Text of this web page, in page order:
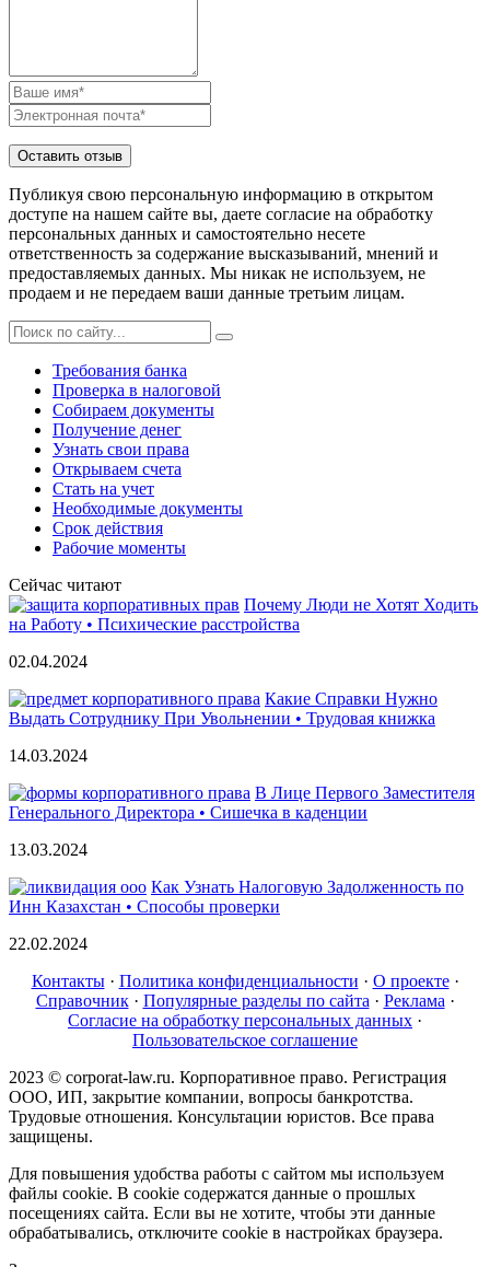
Публикуя свою персональную информацию в открытом
доступе на нашем сайте вы, даете согласие на обработку
персональных данных и самостоятельно несете
ответственность за содержание высказываний, мнений и
предоставляемых данных. Мы никак не используем, не
продаем и не передаем ваши данные третьим лицам.
Требования банка
Проверка в налоговой
Собираем документы
Получение денег
Узнать свои права
Открываем счета
Стать на учет
Необходимые документы
Срок действия
Рабочие моменты
Сейчас читают
Почему Люди не Хотят Ходить
на Работу • Психические расстройства
02.04.2024
Какие Справки Нужно
Выдать Сотруднику При Увольнении • Трудовая книжка
14.03.2024
В Лице Первого Заместителя
Генерального Директора • Сишечка в каденции
13.03.2024
Как Узнать Налоговую Задолженность по
Инн Казахстан • Способы проверки
22.02.2024
Контакты· Политика конфиденциальности · О проекте·
Справочник· Популярные разделы по сайта · Реклама ·
Согласие на обработку персональных данных ·
Пользовательское соглашение
2023 © corporat-law.ru. Корпоративное право. Регистрация
ООО, ИП, закрытие компании, вопросы банкротства.
Трудовые отношения. Консультации юристов. Все права
защищены.
Для повышения удобства работы с сайтом мы используем
файлы cookie. В cookie содержатся данные о прошлых
посещениях сайта. Если вы не хотите, чтобы эти данные
обрабатывались, отключите cookie в настройках браузера.